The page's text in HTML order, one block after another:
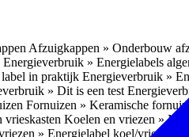
Afzuigkappen » Onderbouw
Energieverbruik » Energielabels
in praktijk Energieverbruik »
» Dit is een test
Fornuizen » Keramische
Koelen en vriezen »
» Energielabel koel/vrieskasten